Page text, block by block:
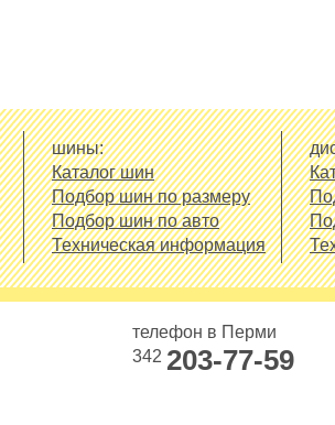
шины:
Каталог шин
Подбор шин по размеру
Подбор шин по авто
Техническая информация
телефон в Перми
342 203-77-59